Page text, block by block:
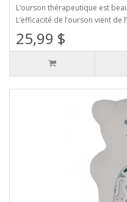
L’ourson thérapeutique est
L’efficacité de l’ourson vient de
25,99 $